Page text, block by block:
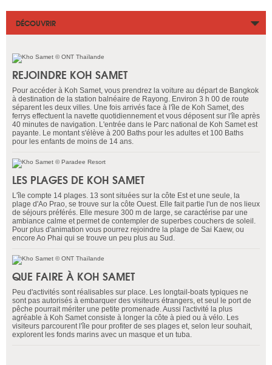
DÉCOUVRIR
REJOINDRE KOH SAMET
Pour accéder à Koh Samet, vous prendrez la voiture au départ de Bangkok
à destination de la station balnéaire de Rayong. Environ 3 h 00 de route
séparent les deux villes. Une fois arrivés face à l'île de Koh Samet, des
ferrys effectuent la navette quotidiennement et vous déposent sur l'île après
40 minutes de navigation. L'entrée dans le Parc national de Koh Samet est
payante. Le montant s'élève à 200 Baths pour les adultes et 100 Baths
pour les enfants de moins de 14 ans.
LES PLAGES DE KOH SAMET
L'île compte 14 plages. 13 sont situées sur la côte Est et une seule, la
plage d'Ao Prao, se trouve sur la côte Ouest. Elle fait partie l'un de nos lieux
de séjours préférés. Elle mesure 300 m de large, se caractérise par une
ambiance calme et permet de contempler de superbes couchers de soleil.
Pour plus d'animation vous pourrez rejoindre la plage de Sai Kaew, ou
encore Ao Phai qui se trouve un peu plus au Sud.
QUE FAIRE À KOH SAMET
Peu d'activités sont réalisables sur place. Les longtail-boats typiques ne
sont pas autorisés à embarquer des visiteurs étrangers, et seul le port de
pêche pourrait mériter une petite promenade. Aussi l'activité la plus
agréable à Koh Samet consiste à longer la côte à pied ou à vélo. Les
visiteurs parcourent l'île pour profiter de ses plages et, selon leur souhait,
explorent les fonds marins avec un masque et un tuba.